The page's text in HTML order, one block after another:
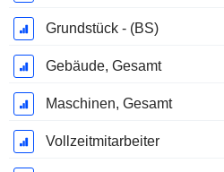
Grundstück - (BS)
Gebäude, Gesamt
Maschinen, Gesamt
Vollzeitmitarbeiter